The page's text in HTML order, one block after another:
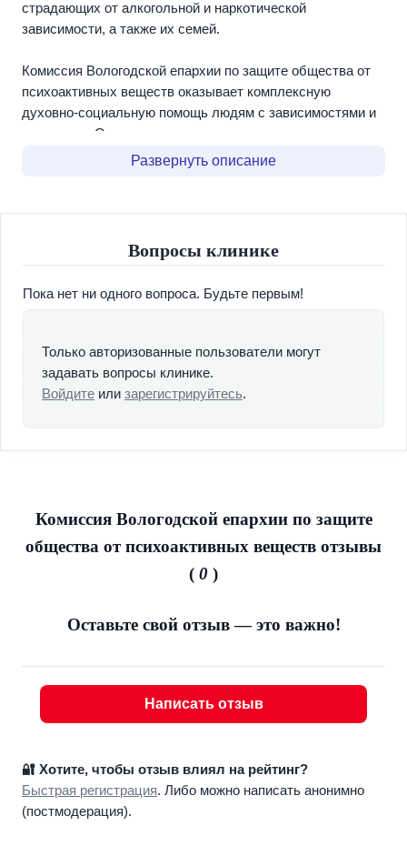
страдающих от алкогольной и наркотической
зависимости, а также их семей.
Комиссия Вологодской епархии по защите общества от
психоактивных веществ оказывает комплексную
духовно-социальную помощь людям с зависимостями и
их семьям. Основные направления: мотивационная и
консультационная поддержка (в том числе
Таинствах). Комиссия также координирует программы
бесплатны. Стоимость стационарной реабилитации в
Развернуть описание
Вопросы клинике
Пока нет ни одного вопроса. Будьте первым!
Только авторизованные пользователи могут
задавать вопросы клинике.
Войдите или зарегистрируйтесь.
Комиссия Вологодской епархии по защите
общества от психоактивных веществ отзывы
( 0 )
Оставьте свой отзыв — это важно!
Написать отзыв
🔐 Хотите, чтобы отзыв влиял на рейтинг?
Быстрая регистрация. Либо можно написать анонимно
(постмодерация).